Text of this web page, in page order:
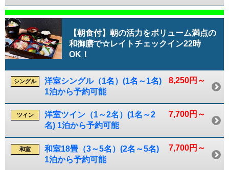
【朝食付】朝の活力をボリューム満点の
和御膳で☆レイトチェックイン22時
OK！
8,250円～
シングル
洋室シングル（1名）(1名～1名)
1泊から予約可能
7,700円～
ツイン
洋室ツイン（1～2名）(1名～2
名) 1泊から予約可能
7,700円～
和室
和室18畳（3～5名）(2名～5名)
1泊から予約可能